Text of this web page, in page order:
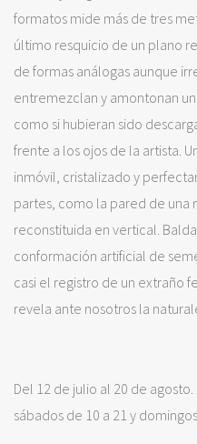
formatos mide más de tres
último resquicio de un plano
de formas análogas aunque
entremezclan y amontonan
como si hubieran sido
frente a los ojos de la artista.
inmóvil, cristalizado y
partes, como la pared de una
reconstituida en vertical.
conformación artificial de
casi el registro de un extraño
revela ante nosotros la
Del 12 de julio al 20 de
sábados de 10 a 21 y domingos